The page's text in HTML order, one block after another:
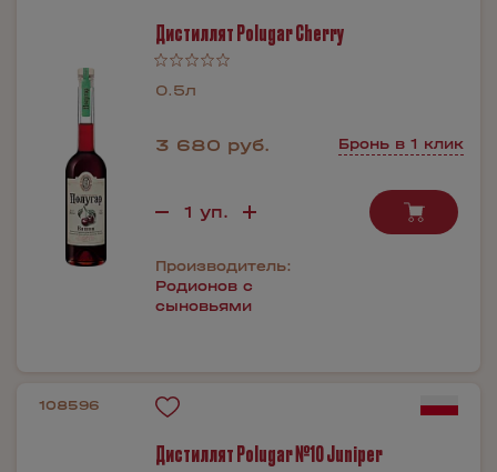
Дистиллят Polugar Cherry
0.5л
3 680 руб. Бронь в 1 клик
Производитель:
Родионов с
сыновьями
108596
Дистиллят Polugar №10 Juniper